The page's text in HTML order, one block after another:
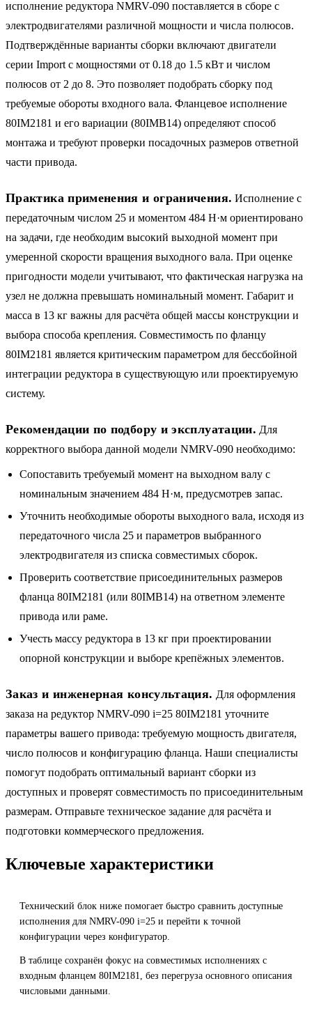
исполнение редуктора NMRV-090 поставляется в сборе с
электродвигателями различной мощности и числа полюсов.
Подтверждённые варианты сборки включают двигатели
серии Import с мощностями от 0.18 до 1.5 кВт и числом
полюсов от 2 до 8. Это позволяет подобрать сборку под
требуемые обороты входного вала. Фланцевое исполнение
80IM2181 и его вариации (80IMB14) определяют способ
монтажа и требуют проверки посадочных размеров ответной
части привода.
Практика применения и ограничения. Исполнение с
передаточным числом 25 и моментом 484 Н·м ориентировано
на задачи, где необходим высокий выходной момент при
умеренной скорости вращения выходного вала. При оценке
пригодности модели учитывают, что фактическая нагрузка на
узел не должна превышать номинальный момент. Габарит и
масса в 13 кг важны для расчёта общей массы конструкции и
выбора способа крепления. Совместимость по фланцу
80IM2181 является критическим параметром для бессбойной
интеграции редуктора в существующую или проектируемую
систему.
Рекомендации по подбору и эксплуатации. Для
корректного выбора данной модели NMRV-090 необходимо:
Сопоставить требуемый момент на выходном валу с
номинальным значением 484 Н·м, предусмотрев запас.
Уточнить необходимые обороты выходного вала, исходя из
передаточного числа 25 и параметров выбранного
электродвигателя из списка совместимых сборок.
Проверить соответствие присоединительных размеров
фланца 80IM2181 (или 80IMB14) на ответном элементе
привода или раме.
Учесть массу редуктора в 13 кг при проектировании
опорной конструкции и выборе крепёжных элементов.
Заказ и инженерная консультация. Для оформления
заказа на редуктор NMRV-090 i=25 80IM2181 уточните
параметры вашего привода: требуемую мощность двигателя,
число полюсов и конфигурацию фланца. Наши специалисты
помогут подобрать оптимальный вариант сборки из
доступных и проверят совместимость по присоединительным
размерам. Отправьте техническое задание для расчёта и
подготовки коммерческого предложения.
Ключевые характеристики
Технический блок ниже помогает быстро сравнить доступные
исполнения для NMRV-090 i=25 и перейти к точной
конфигурации через конфигуратор.
В таблице сохранён фокус на совместимых исполнениях с
входным фланцем 80IM2181, без перегруза основного описания
числовыми данными.